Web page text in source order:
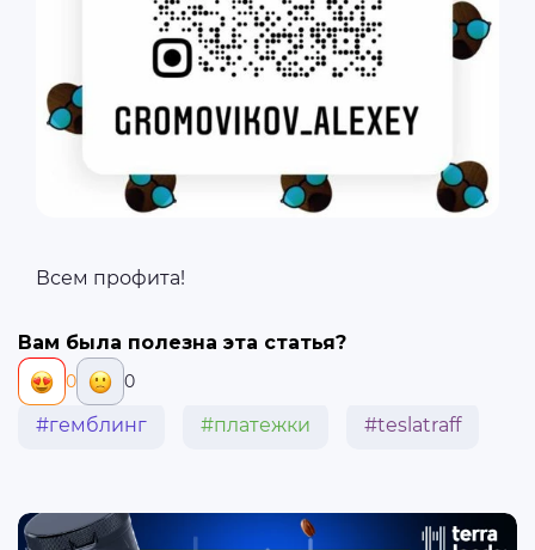
Всем профита!
Вам была полезна эта статья?
0 0
#гемблинг #платежки #teslatraff